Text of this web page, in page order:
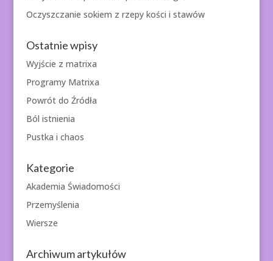
Oczyszczanie sokiem z rzepy kości i stawów
Ostatnie wpisy
Wyjście z matrixa
Programy Matrixa
Powrót do Źródła
Ból istnienia
Pustka i chaos
Kategorie
Akademia Świadomości
Przemyślenia
Wiersze
Archiwum artykułów